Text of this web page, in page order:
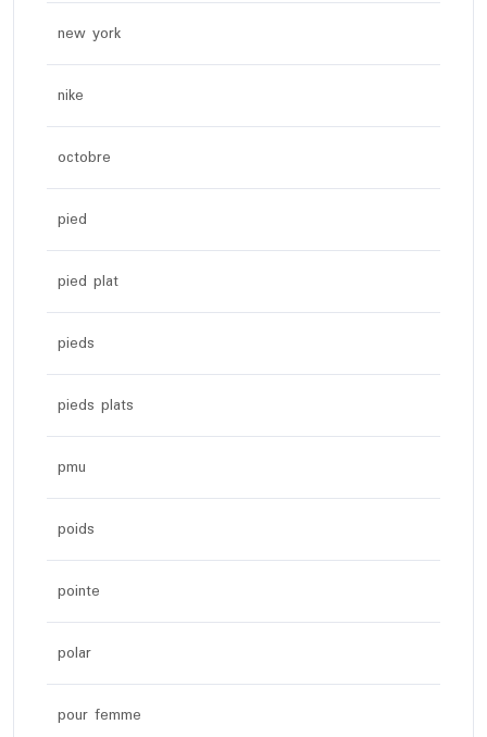
new york
nike
octobre
pied
pied plat
pieds
pieds plats
pmu
poids
pointe
polar
pour femme